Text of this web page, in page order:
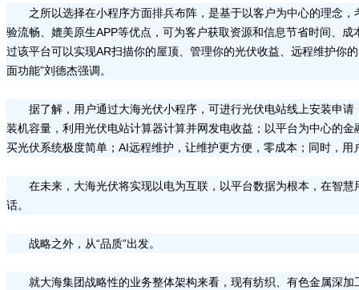
之所以选择在小程序方面排兵布阵，是基于以客户为中心的理念
验流畅、媲美原生APP等优点，可为客户获取资源和信息节省时间、成
过该平台可以实现AR扫描你的屋顶、管理你的光伏收益、远程维护你
面功能”刘德杰强调。
据了解，用户通过大海光伏小程序，可进行光伏电站线上安装申
装机容量，利用光伏电站计算器计算并网发电收益；以平台为中心的
买光伏系统极度简单；AI远程维护，让维护更方便，零成本；同时，用
在未来，大海光伏将实现以电为互联，以平台数据为根本，在智
话。
战略之外，从“品质”出发。
就大海集团战略性的业务整体架构来看，现有纺织、有色金属深